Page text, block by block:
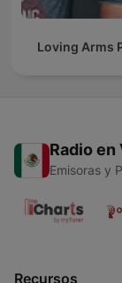
Loving Arms
Radio en
Emisoras y
Recursos